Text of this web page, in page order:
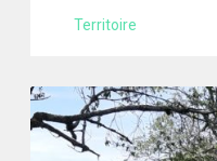
Territoire